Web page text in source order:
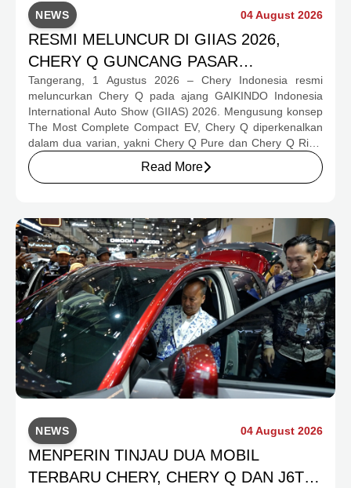
NEWS 04 August 2026
RESMI MELUNCUR DI GIIAS 2026,
CHERY Q GUNCANG PASAR
OTOMOTIF MELALUI HARGA SPESIAL
MULAI RP239,9 JUTA
Tangerang, 1 Agustus 2026 – Chery Indonesia resmi
meluncurkan Chery Q pada ajang GAIKINDO Indonesia
International Auto Show (GIIAS) 2026. Mengusung konsep
The Most Complete Compact EV, Chery Q diperkenalkan
dalam dua varian, yakni Chery Q Pure dan Chery Q Rizz,
untuk mengakomodasi kebutuhan mobilitas serta
preferensi konsumen yang berbeda.
Read More
NEWS 04 August 2026
MENPERIN TINJAU DUA MOBIL
TERBARU CHERY, CHERY Q DAN J6T